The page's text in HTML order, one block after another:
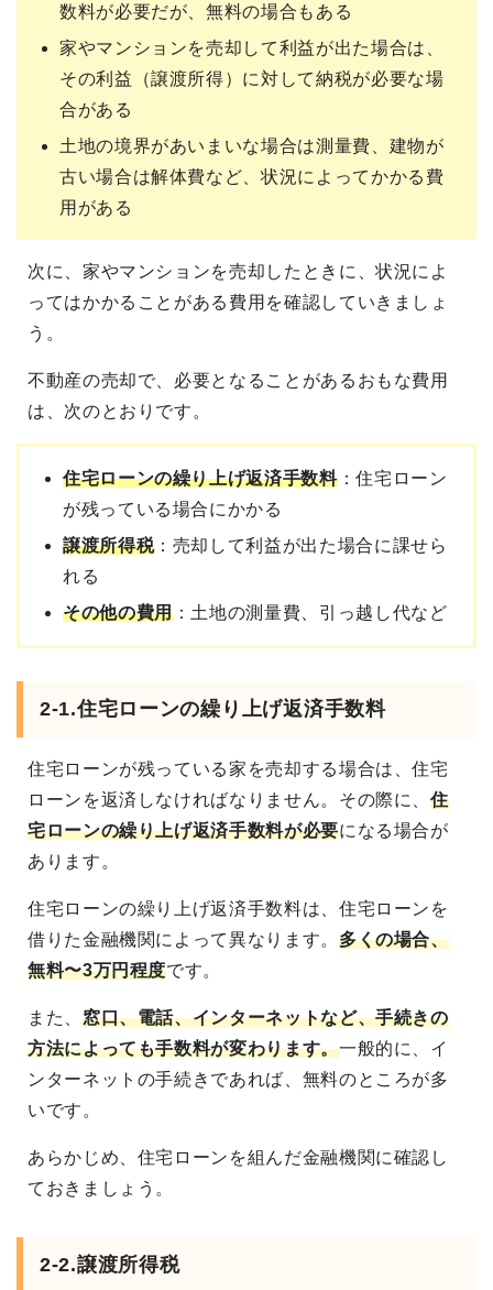
数料が必要だが、無料の場合もある
家やマンションを売却して利益が出た場合は、
その利益（譲渡所得）に対して納税が必要な場
合がある
土地の境界があいまいな場合は測量費、建物が
古い場合は解体費など、状況によってかかる費
用がある
次に、家やマンションを売却したときに、状況によ
ってはかかることがある費用を確認していきましょ
う。
不動産の売却で、必要となることがあるおもな費用
は、次のとおりです。
住宅ローンの繰り上げ返済手数料：住宅ローン
が残っている場合にかかる
譲渡所得税：売却して利益が出た場合に課せら
れる
その他の費用：土地の測量費、引っ越し代など
2-1.住宅ローンの繰り上げ返済手数料
住宅ローンが残っている家を売却する場合は、住宅
ローンを返済しなければなりません。その際に、住
宅ローンの繰り上げ返済手数料が必要になる場合が
あります。
住宅ローンの繰り上げ返済手数料は、住宅ローンを
借りた金融機関によって異なります。 多くの場合、
無料〜3万円程度です。
また、 窓口、電話、インターネットなど、手続きの
方法によっても手数料が変わります。一般的に、イ
ンターネットの手続きであれば、無料のところが多
いです。
あらかじめ、住宅ローンを組んだ金融機関に確認し
ておきましょう。
2-2.譲渡所得税